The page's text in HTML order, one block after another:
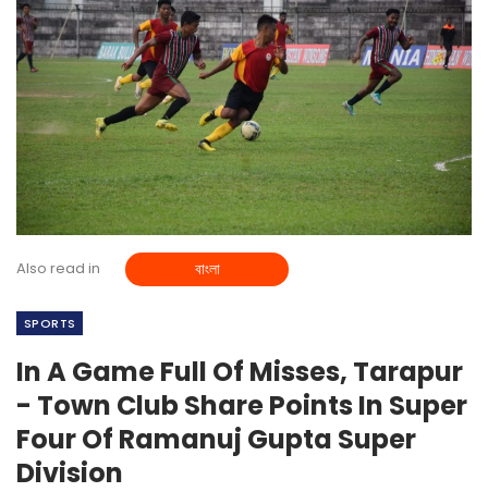
Also read in বাংলা
SPORTS
In A Game Full Of Misses, Tarapur
- Town Club Share Points In Super
Four Of Ramanuj Gupta Super
Division